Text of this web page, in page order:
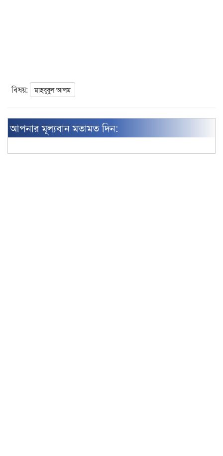
বিষয়: মাহবুবুল আলম
আপনার মূল্যবান মতামত দিন: